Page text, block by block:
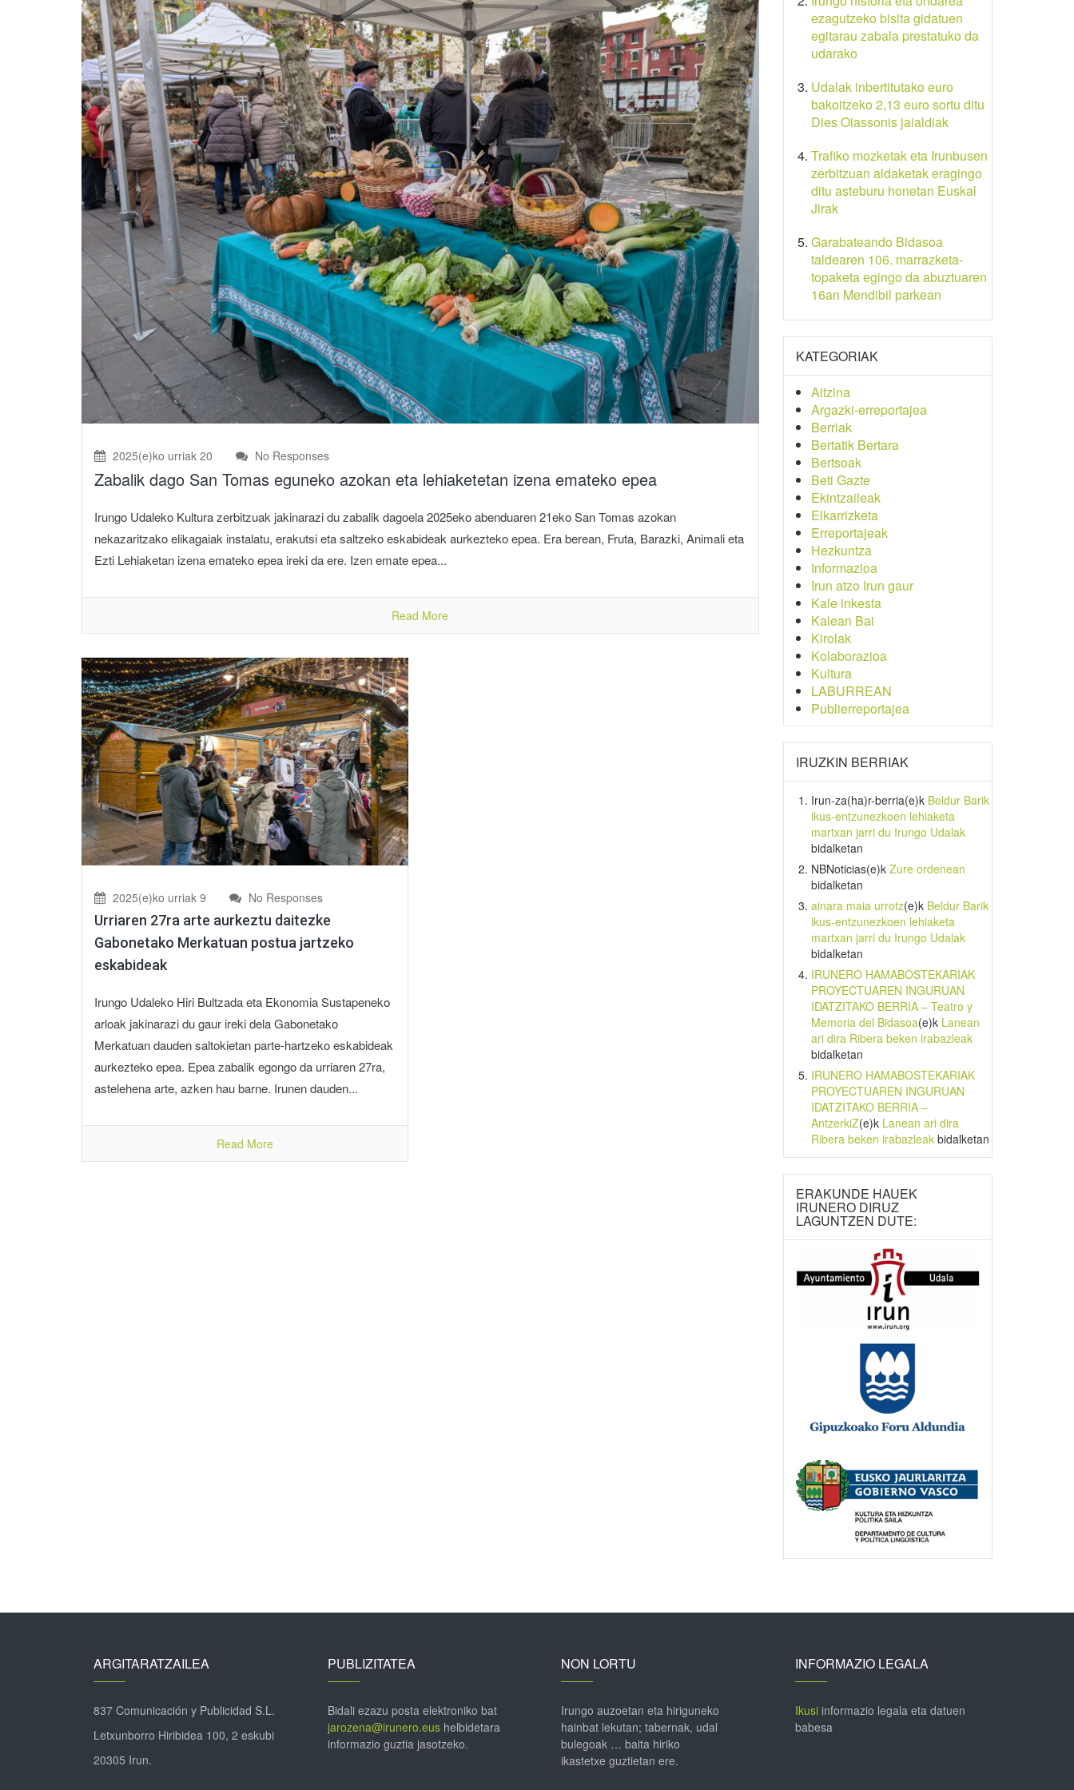
2025(e)ko urriak 20 No Responses
Zabalik dago San Tomas eguneko azokan eta lehiaketetan izena emateko epea
Irungo Udaleko Kultura zerbitzuak jakinarazi du zabalik dagoela 2025eko abenduaren 21eko San Tomas azokan
nekazaritzako elikagaiak instalatu, erakutsi eta saltzeko eskabideak aurkezteko epea. Era berean, Fruta, Barazki, Animali eta
Ezti Lehiaketan izena emateko epea ireki da ere. Izen emate epea...
Read More
2025(e)ko urriak 9 No Responses
Urriaren 27ra arte aurkeztu daitezke
Gabonetako Merkatuan postua jartzeko
eskabideak
Irungo Udaleko Hiri Bultzada eta Ekonomia Sustapeneko
arloak jakinarazi du gaur ireki dela Gabonetako
Merkatuan dauden saltokietan parte-hartzeko eskabideak
aurkezteko epea. Epea zabalik egongo da urriaren 27ra,
astelehena arte, azken hau barne. Irunen dauden...
Read More
ezagutzeko bisita gidatuen
egitarau zabala prestatuko da
udarako
Udalak inbertitutako euro
bakoitzeko 2,13 euro sortu ditu
Dies Oiassonis jaialdiak
Trafiko mozketak eta Irunbusen
zerbitzuan aldaketak eragingo
ditu asteburu honetan Euskal
Jirak
Garabateando Bidasoa
taldearen 106. marrazketa-
topaketa egingo da abuztuaren
16an Mendibil parkean
KATEGORIAK
Aitzina
Argazki-erreportajea
Berriak
Bertatik Bertara
Bertsoak
Beti Gazte
Ekintzaileak
Elkarrizketa
Erreportajeak
Hezkuntza
Informazioa
Irun atzo Irun gaur
Kale inkesta
Kalean Bai
Kirolak
Kolaborazioa
Kultura
LABURREAN
Publierreportajea
IRUZKIN BERRIAK
Irun-za(ha)r-berria(e)k Beldur Barik
ikus-entzunezkoen lehiaketa
martxan jarri du Irungo Udalak
bidalketan
NBNoticias(e)k Zure ordenean
bidalketan
ainara maia urrotz(e)k Beldur Barik
ikus-entzunezkoen lehiaketa
martxan jarri du Irungo Udalak
bidalketan
IRUNERO HAMABOSTEKARIAK
PROYECTUAREN INGURUAN
IDATZITAKO BERRIA – Teatro y
Memoria del Bidasoa(e)k Lanean
ari dira Ribera beken irabazleak
bidalketan
IRUNERO HAMABOSTEKARIAK
PROYECTUAREN INGURUAN
IDATZITAKO BERRIA –
AntzerkiZ(e)k Lanean ari dira
Ribera beken irabazleakbidalketan
ERAKUNDE HAUEK
IRUNERO DIRUZ
LAGUNTZEN DUTE:
ARGITARATZAILEA
837 Comunicación y Publicidad S.L.
Letxunborro Hiribidea 100, 2 eskubi
20305 Irun.
PUBLIZITATEA
Bidali ezazu posta elektroniko bat
jarozena@irunero.eushelbidetara
informazio guztia jasotzeko.
NON LORTU
Irungo auzoetan eta hiriguneko
hainbat lekutan; tabernak, udal
bulegoak … baita hiriko
ikastetxe guztietan ere.
INFORMAZIO LEGALA
Ikusiinformazio legala eta datuen
babesa